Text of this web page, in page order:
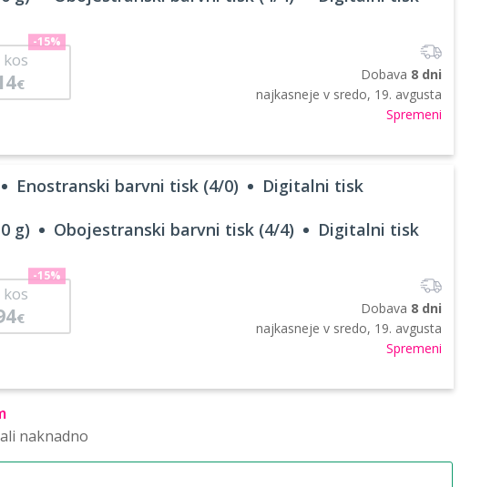
kos
€
-15%
Dobava 8 dni
najkasneje v sredo, 19. avgusta
Spremeni
Enostranski barvni tisk (4/0) Digitalni tisk
g) Obojestranski barvni tisk (4/4) Digitalni tisk
kos
€
-15%
Dobava 8 dni
najkasneje v sredo, 19. avgusta
Spremeni
naknadno